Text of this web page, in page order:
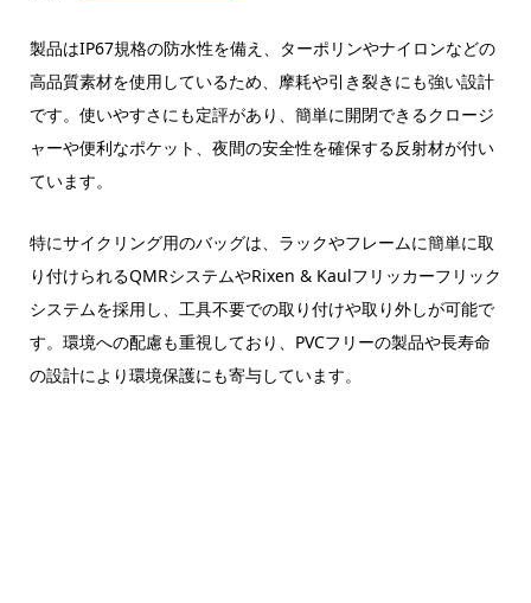
製品はIP67規格の防水性を備え、ターポリンやナイロンなどの
高品質素材を使用しているため、摩耗や引き裂きにも強い設計
です。使いやすさにも定評があり、簡単に開閉できるクロージ
ャーや便利なポケット、夜間の安全性を確保する反射材が付い
ています。
特にサイクリング用のバッグは、ラックやフレームに簡単に取
り付けられるQMRシステムやRixen & Kaulフリッカーフリック
システムを採用し、工具不要での取り付けや取り外しが可能で
す。環境への配慮も重視しており、PVCフリーの製品や長寿命
の設計により環境保護にも寄与しています。